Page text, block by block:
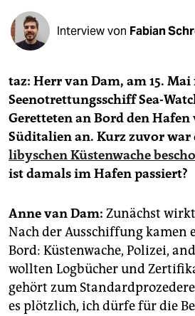
abo
epaper login
Interview von Fabian
taz: Herr van Dam, am 15.
Seenotrettungsschiff Sea-
Geretteten an Bord den
Süditalien an. Kurz zuvor war
libyschen Küstenwache
ist damals im Hafen passiert?
Anne van Dam: Zunächst
Nach der Ausschiffung kamen
Bord: Küstenwache, Polizei,
wollten Logbücher und
gehört zum
es plötzlich, ich dürfe für die